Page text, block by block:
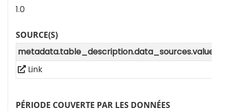
1.0
SOURCE(S)
metadata.table_description.data_sources.value
Link
PÉRIODE COUVERTE PAR LES DONNÉES